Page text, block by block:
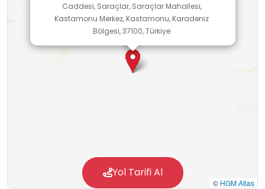
Caddesi, Saraçlar, Saraçlar Mahallesi,
Kastamonu Merkez, Kastamonu, Karadeniz
Bölgesi, 37100, Türkiye
© HGM Atlas
Yol Tarifi Al